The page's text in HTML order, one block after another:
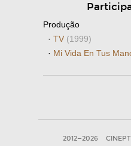
Produção
· TV (1999)
· Mi Vida En Tus
2012—2026